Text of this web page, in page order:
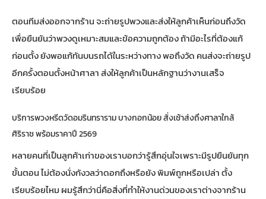
ตอนทีมส่งออกจากร้าน จะถ่ายรูปพวงและส่งให้ลูกค้าเห็นก่อนถึงวัด
เพื่อยืนยันว่าพวงดูเหมาะสมและข้อความถูกต้อง ถ้ามีอะไรที่ต้องแก้
ก่อนตั้ง ยังพอแก้ทันบนรถได้ในระหว่างทาง พอถึงวัด คนส่งจะถ่ายรูป
อีกครั้งตอนตั้งหน้าศาลา ส่งให้ลูกค้าเป็นหลักฐานว่างานเสร็จ
เรียบร้อย
บริการพวงหรีดวัดอมรินทราราม บางกอกน้อย สั่งเช้าส่งถึงศาลาใกล้
ศิริราช พร้อมราคาปี 2569
หลายคนที่เป็นลูกค้าเก่าของเราบอกว่ารู้สึกอุ่นใจเพราะมีรูปยืนยันทุก
ขั้นตอน ไม่ต้องนั่งกังวลว่าดอกถึงหรือยัง พิมพ์ถูกหรือเปล่า ตั้ง
เรียบร้อยไหม ผมรู้สึกว่านี่คือสิ่งที่ทำให้งานด่วนของเราต่างจากร้าน